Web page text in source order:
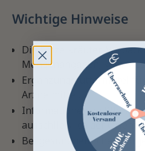
Wichtige Hinweise
Die Einzelkräuter-
Mengenangaben; kein
Ergänzungsfuttermittel für
Arzneimittel.
Informationen zu
ausschließlich der
Bei gesundheitlichen